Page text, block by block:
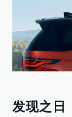
发现之日